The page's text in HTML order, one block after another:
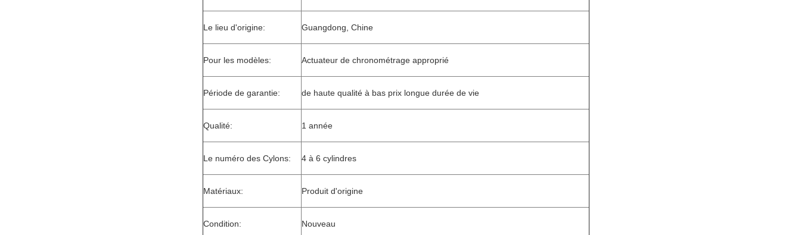
Le lieu d'origine: Guangdong, Chine
Pour les modèles: Actuateur de chronométrage approprié
Période de garantie: de haute qualité à bas prix longue durée de vie
Qualité: 1 année
Le numéro des Cylons: 4 à 6 cylindres
Matériaux: Produit d'origine
Condition: Nouveau